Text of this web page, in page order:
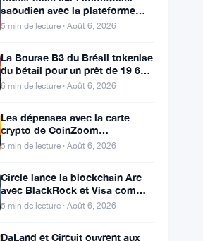
Tether mise sur l’immobilier
Hadron et 2 partenaires locaux
5 min de lecture · Août 6, 2026
La Bourse B3 du Brésil tokenise
$ alors que la blockchain atteint
6 min de lecture · Août 6, 2026